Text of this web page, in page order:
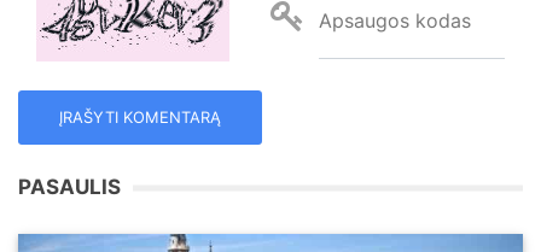
Apsaugos kodas
PASAULIS